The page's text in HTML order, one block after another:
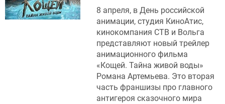
8 апреля, в День российской
анимации, студия КиноАтис,
кинокомпания СТВ и Вольга
представляют новый трейлер
анимационного фильма
«Кощей. Тайна живой воды»
Романа Артемьева. Это вторая
часть франшизы про главного
антигероя сказочного мира